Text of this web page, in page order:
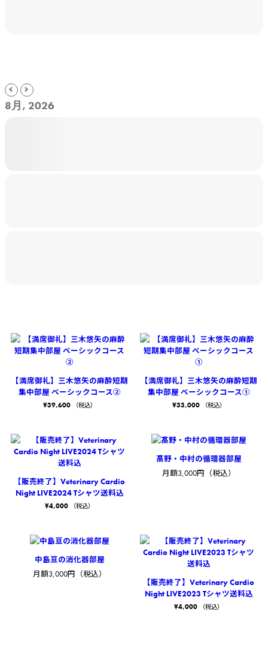
8月, 2026
【満席御礼】三木悠矢の麻酔短期
集中部屋 ベーシックコース②
¥39,600 （税込）
【満席御礼】三木悠矢の麻酔短期
集中部屋 ベーシックコース①
¥33,000 （税込）
【販売終了】Veterinary Cardio
Night LIVE2024 Tシャツ送料込
¥4,000 （税込）
髙野・中村の循環器部屋
月額3,000円（税込）
中島亘の消化器部屋
月額3,000円（税込）
【販売終了】Veterinary Cardio
Night LIVE2023 Tシャツ送料込
¥4,000 （税込）